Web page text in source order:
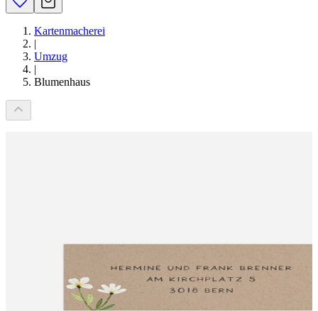
Kartenmacherei
|
Umzug
|
Blumenhaus